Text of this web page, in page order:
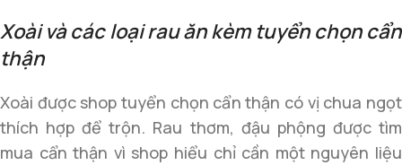
Xoài và các loại rau ăn kèm tuyển chọn cẩn
thận
Xoài được shop tuyển chọn cẩn thận có vị chua ngọt
thích hợp để trộn. Rau thơm, đậu phộng được tìm
mua cẩn thận vì shop hiểu chỉ cần một nguyên liệu